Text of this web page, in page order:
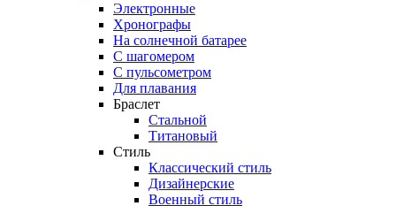
Электронные
Хронографы
На солнечной батарее
С шагомером
С пульсометром
Для плавания
Браслет
Стальной
Титановый
Стиль
Классический стиль
Дизайнерские
Военный стиль